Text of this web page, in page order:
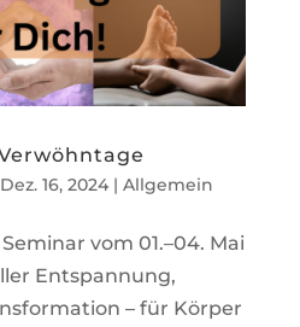
Dez. 16, 2024| Allgemein
vom 01.–04. Mai
Entspannung,
– für Körper